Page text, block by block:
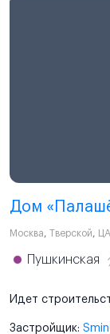
Дом
Москва, Тверской,
Пушкинская
Идет
Застройщик: